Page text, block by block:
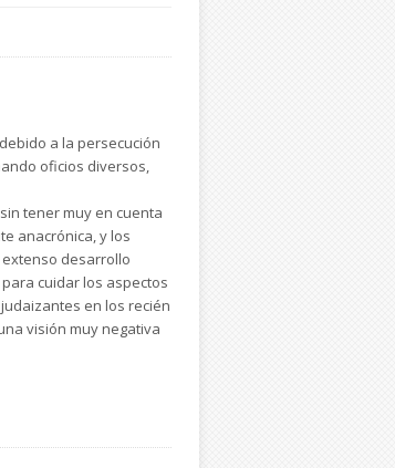
a la persecución
oficios diversos,
tener muy en cuenta
anacrónica, y los
desarrollo
cuidar los aspectos
en los recién
visión muy negativa